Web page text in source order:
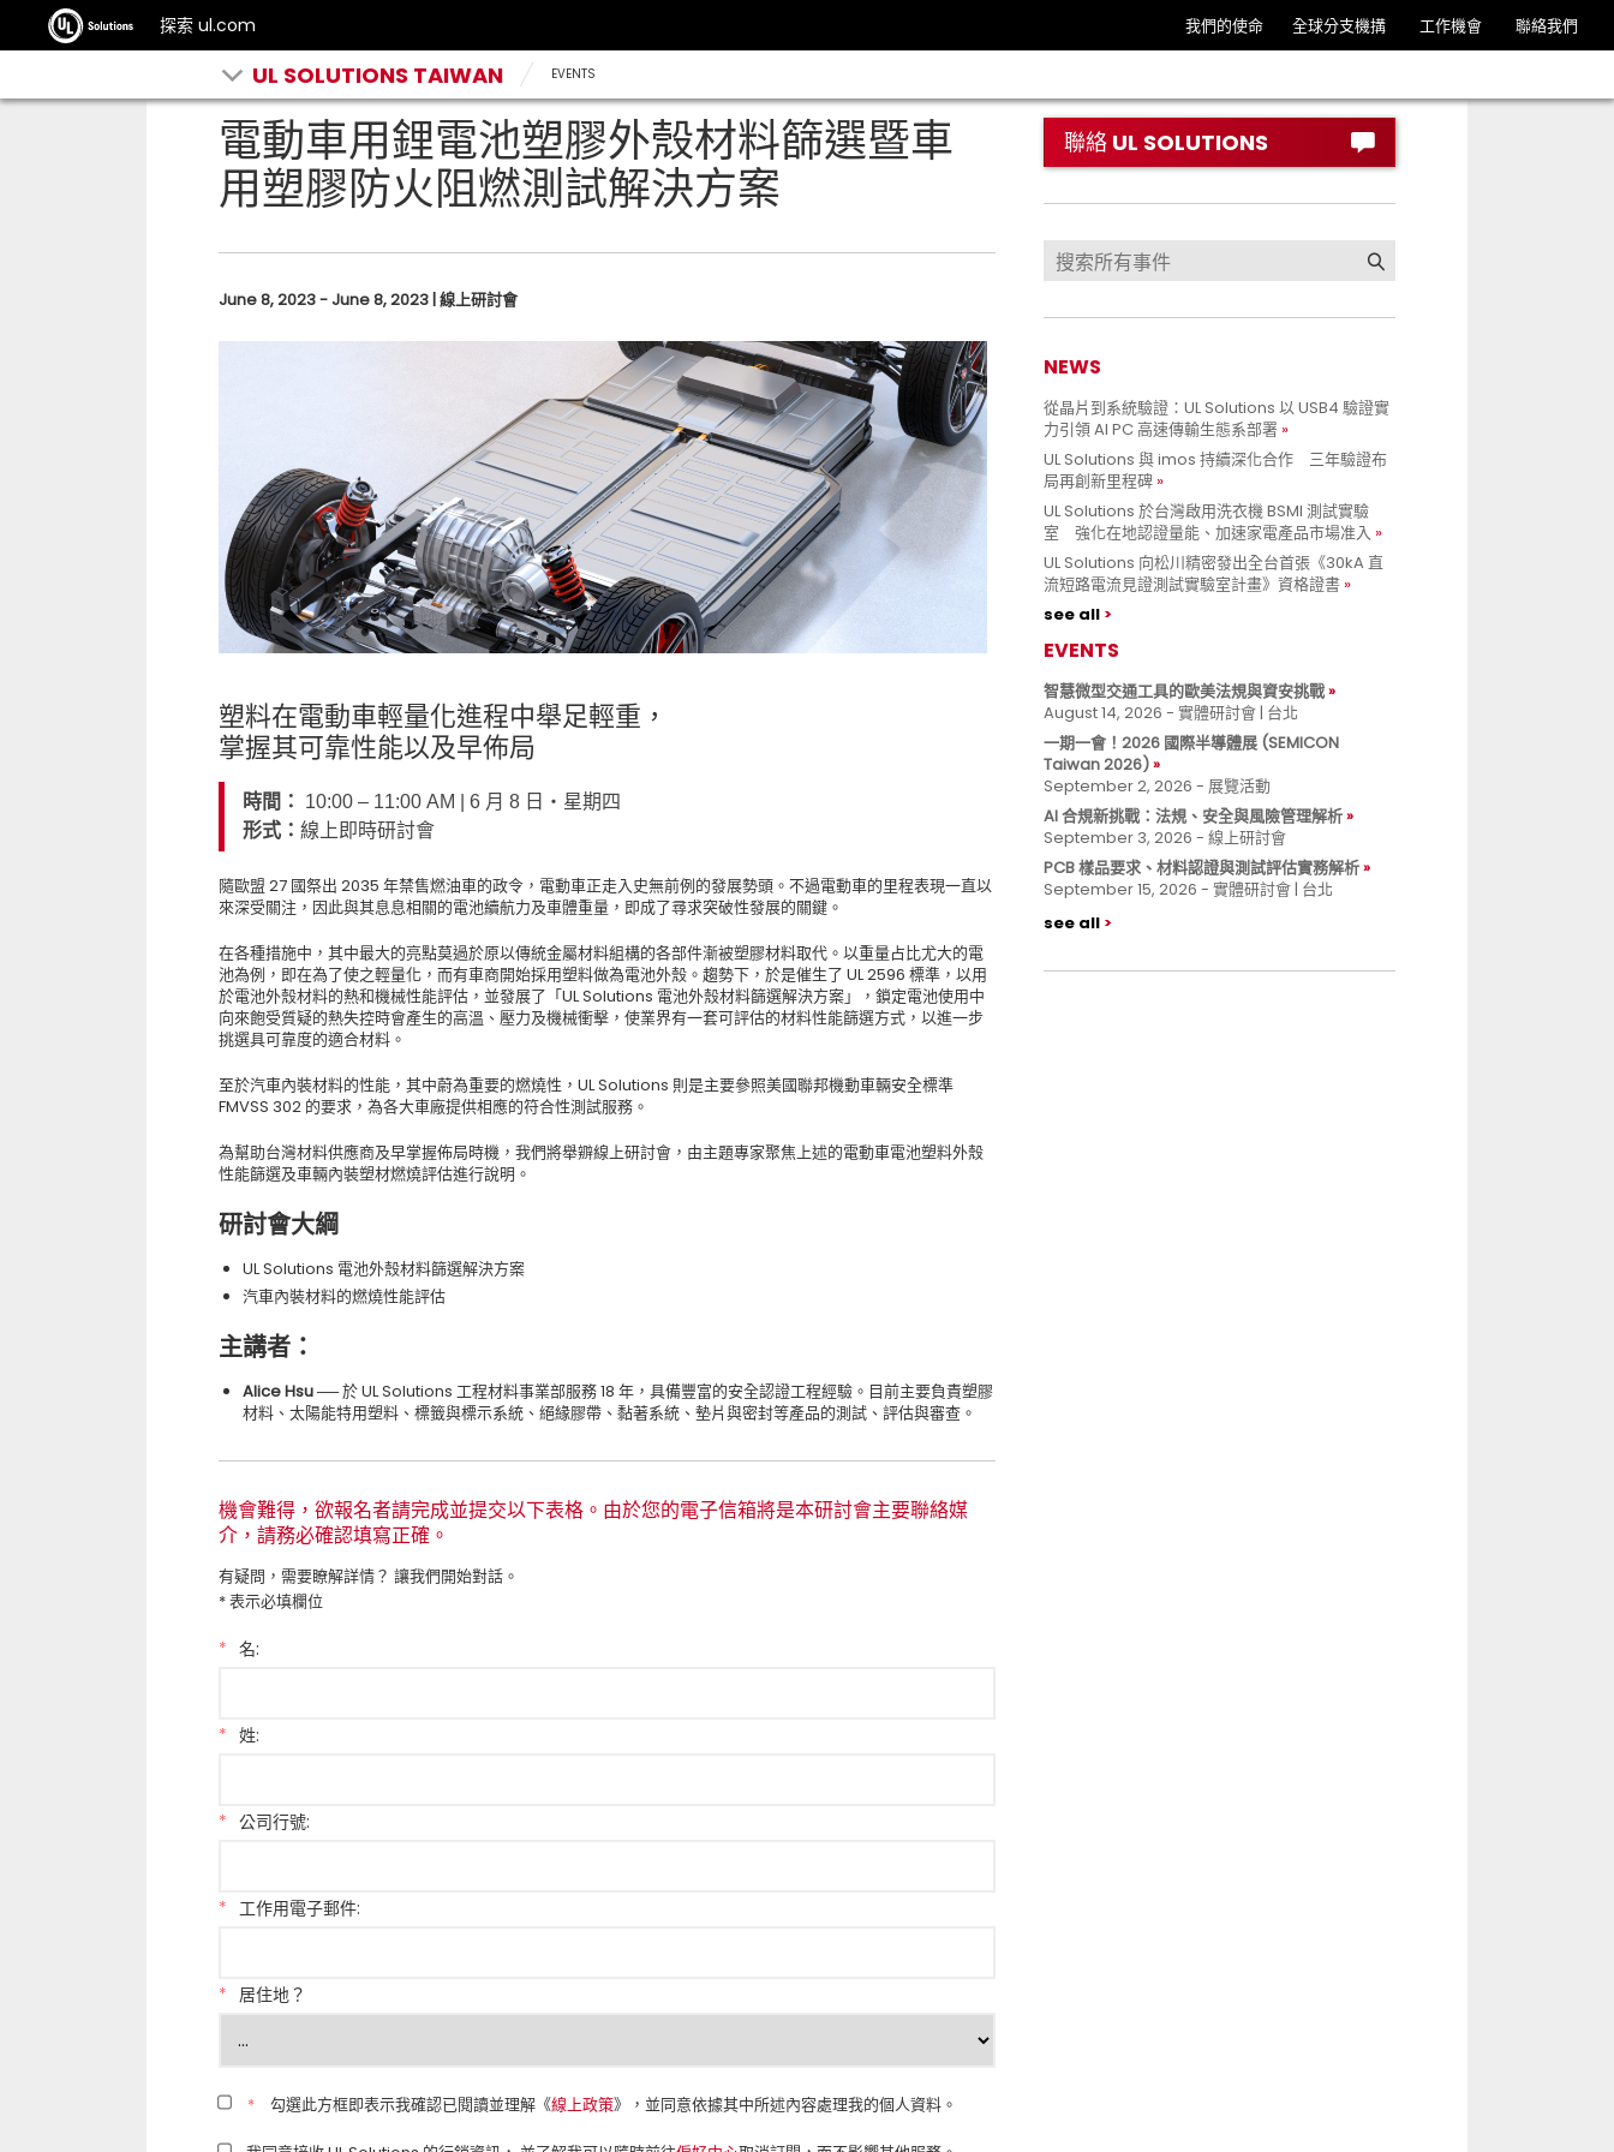
探索 ul.com 我們的使命 全球分支機搆 工作機會 聯絡我們
UL SOLUTIONS TAIWAN EVENTS
電動車用鋰電池塑膠外殼材料篩選暨車
用塑膠防火阻燃測試解決方案
June 8, 2023 - June 8, 2023 | 線上研討會
塑料在電動車輕量化進程中舉足輕重，
掌握其可靠性能以及早佈局
時間：
10:00 – 11:00 AM | 6 月 8 日‧星期四
形式： 線上即時研討會
隨歐盟 27 國祭出 2035 年禁售燃油車的政令，電動車正走入史無前例的發展勢頭。不過電動車的里程表現一直以
來深受關注，因此與其息息相關的電池續航力及車體重量，即成了尋求突破性發展的關鍵。
在各種措施中，其中最大的亮點莫過於原以傳統金屬材料組構的各部件漸被塑膠材料取代。以重量占比尤大的電
池為例，即在為了使之輕量化，而有車商開始採用塑料做為電池外殼。趨勢下，於是催生了 UL 2596 標準，以用
於電池外殼材料的熱和機械性能評估，並發展了「UL Solutions 電池外殼材料篩選解決方案」，鎖定電池使用中
向來飽受質疑的熱失控時會產生的高溫、壓力及機械衝擊，使業界有一套可評估的材料性能篩選方式，以進一步
挑選具可靠度的適合材料。
至於汽車內裝材料的性能，其中蔚為重要的燃燒性，UL Solutions 則是主要參照美國聯邦機動車輛安全標準
FMVSS 302 的要求，為各大車廠提供相應的符合性測試服務。
為幫助台灣材料供應商及早掌握佈局時機，我們將舉辧線上研討會，由主題專家聚焦上述的電動車電池塑料外殼
性能篩選及車輛內裝塑材燃燒評估進行說明。
研討會大綱
UL Solutions 電池外殼材料篩選解決方案
汽車內裝材料的燃燒性能評估
主講者：
Alice Hsu ──於 UL Solutions 工程材料事業部服務 18 年，具備豐富的安全認證工程經驗。目前主要負責塑膠
材料、太陽能特用塑料、標籤與標示系統、絕緣膠帶、黏著系統、墊片與密封等產品的測試、評估與審查。
機會難得，欲報名者請完成並提交以下表格。由於您的電子信箱將是本研討會主要聯絡媒
介，請務必確認填寫正確。
有疑問，需要瞭解詳情？ 讓我們開始對話。
* 表示必填欄位
* 名:
* 姓:
* 公司行號:
* 工作用電子郵件:
* 居住地？
* 勾選此方框即表示我確認已閱讀並理解《線上政策》，並同意依據其中所述內容處理我的個人資料。
聯絡 UL SOLUTIONS
NEWS
從晶片到系統驗證：UL Solutions 以 USB4 驗證實
力引領 AI PC 高速傳輸生態系部署
UL Solutions 與 imos 持續深化合作 三年驗證布
局再創新里程碑
UL Solutions 於台灣啟用洗衣機 BSMI 測試實驗
室 強化在地認證量能、加速家電產品市場准入
UL Solutions 向松川精密發出全台首張《30kA 直
流短路電流見證測試實驗室計畫》資格證書
see all
EVENTS
智慧微型交通工具的歐美法規與資安挑戰
August 14, 2026 - 實體研討會 | 台北
一期一會！2026 國際半導體展 (SEMICON
Taiwan 2026)
September 2, 2026 - 展覽活動
AI 合規新挑戰：法規、安全與風險管理解析
September 3, 2026 - 線上研討會
PCB 樣品要求、材料認證與測試評估實務解析
September 15, 2026 - 實體研討會 | 台北
see all